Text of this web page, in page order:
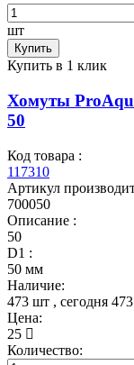
шт
Купить
Купить в 1 клик
Хомуты
50
Код товара :
117310
Артикул
700050
Описание :
50
D1 :
50 мм
Наличие:
473 шт , сегодня
Цена:
25
Количество: